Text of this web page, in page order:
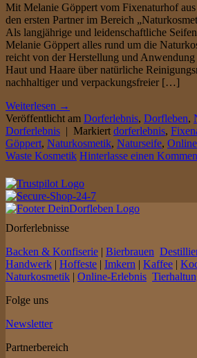
Mit Melanie Göppert vom Fixenaturhof
den ersten Partner im Bereich
Als langjährige und leidenschaftliche
Melanie Göppert alles rund um die
reicht von der Herstellung und
Haut und Haare über natürliche
nachhaltiger und verpackungsfreier […]
Weiterlesen →
Veröffentlicht am Dorferlebnis, Dorfleben,
Dorferlebnis | Markiert dorferlebnis,
Göppert, Naturkosmetik, Naturseife,
Waste Kosmetik Hinterlasse einen
Dorferlebnisse
Backen & Konfiserie | Bierbrauen
Handwerk | Hoffeste | Imkern | Kaffee |
Naturkosmetik | Online-Erlebnis
Folge uns
Newsletter
Partnerbereich